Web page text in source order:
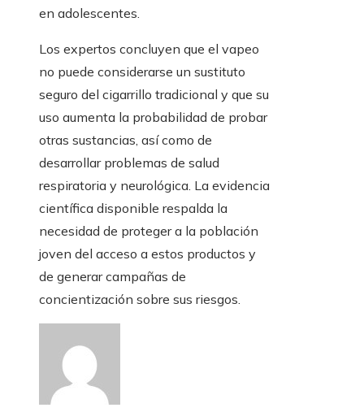
en adolescentes.
Los expertos concluyen que el vapeo
no puede considerarse un sustituto
seguro del cigarrillo tradicional y que su
uso aumenta la probabilidad de probar
otras sustancias, así como de
desarrollar problemas de salud
respiratoria y neurológica. La evidencia
científica disponible respalda la
necesidad de proteger a la población
joven del acceso a estos productos y
de generar campañas de
concientización sobre sus riesgos.